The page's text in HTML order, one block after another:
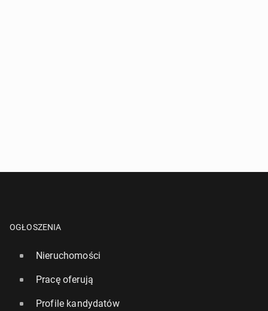
OGŁOSZENIA
Nieruchomości
Pracę oferują
Profile kandydatów